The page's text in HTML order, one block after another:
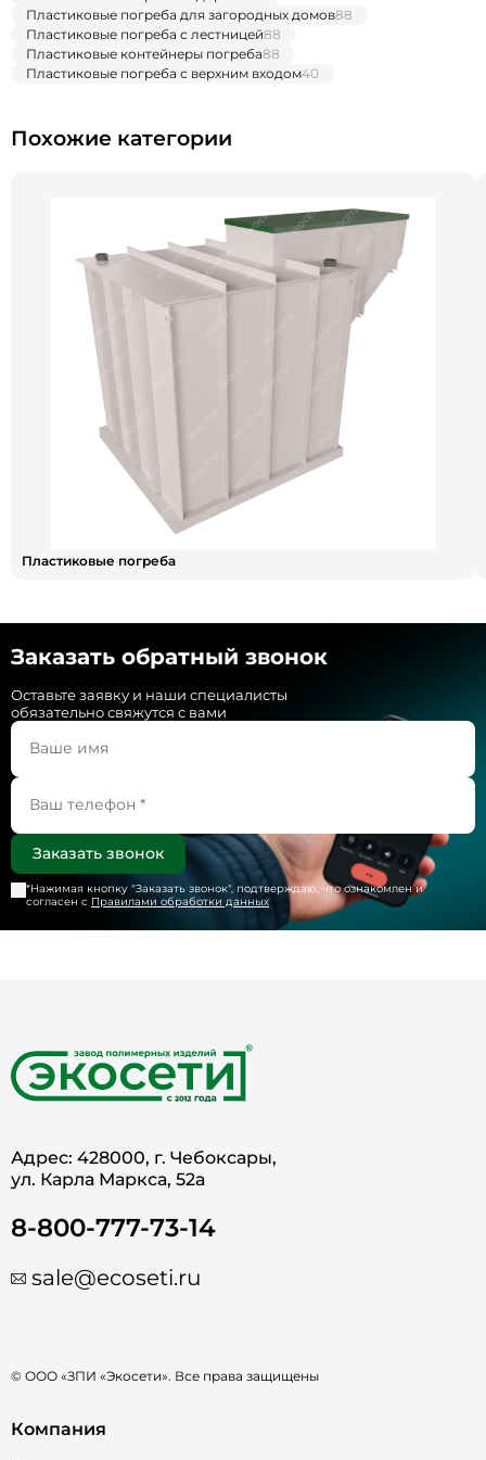
Пластиковые погреба для загородных домов88
Пластиковые погреба с лестницей88
Пластиковые контейнеры погреба88
Пластиковые погреба с верхним входом40
Похожие категории
Пластиковые погреба
Заказать обратный звонок
Оставьте заявку и наши специалисты
обязательно свяжутся с вами
*Нажимая кнопку "Заказать звонок", подтверждаю, что ознакомлен и
согласен с Правилами обработки данных
Адрес: 428000, г. Чебоксары,
ул. Карла Маркса, 52а
8-800-777-73-14
sale@ecoseti.ru
© ООО «ЗПИ «Экосети». Все права защищены
Компания